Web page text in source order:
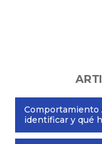
Comportamiento
identificar y qué